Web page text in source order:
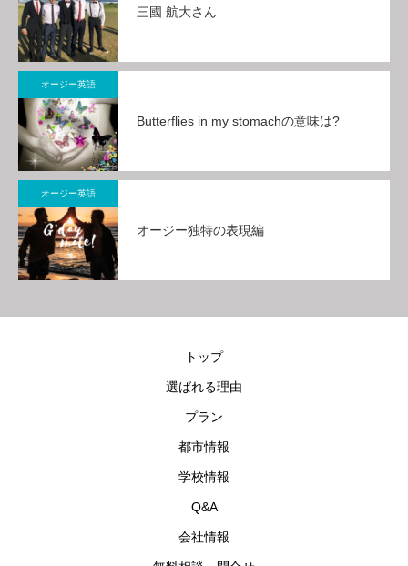
三國 航大さん
オージー英語
Butterflies in my stomachの意味は?
オージー英語
オージー独特の表現編
トップ
選ばれる理由
プラン
都市情報
学校情報
Q&A
会社情報